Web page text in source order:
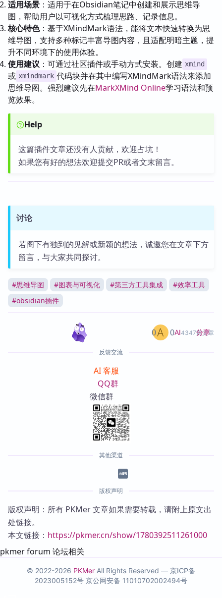
适用场景 ：适用于在Obsidian笔记中创建和展示思维导
图，帮助用户以可视化方式梳理思路、记录信息。
核心特色：基于XMindMark语法，能将文本快速转换为思
维导图，支持多种标记丰富导图内容，且适配明暗主题，提
升不同环境下的使用体验。
使用建议 ：可通过社区插件或手动方式安装。创建 xmind
或 xmindmark 代码块并在其中编写XMindMark语法来添加
思维导图。强烈建议先在MarkXMind Online学习语法和预
览效果。
Help
这篇插件文章还没有人贡献，欢迎占坑！
如果您有好的想法欢迎提交PR或者文末留言。
讨论
若阁下有独到的见解或新颖的想法，诚邀您在文章下方
留言，与大家共同探讨。
#思维导图 #图表与可视化 #第三方工具集成 #效率工具
#obsidian插件
AI4347篇文章
0 0 分享
反馈交流
AI 客服
QQ群
微信群
其他渠道
版权声明
版权声明：所有 PKMer 文章如果需要转载，请附上原文出
处链接。
本文链接： https://pkmer.cn/show/1780392511261000
pkmer forum 论坛相关
© 2022-2026 PKMer All Rights Reserved — 京ICP备
2023005152号 京公网安备 11010702002494号